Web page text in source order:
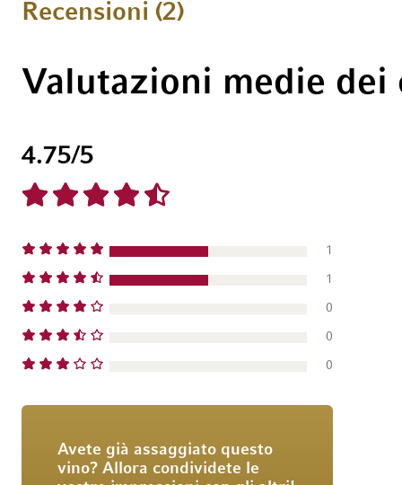
Recensioni 2
Valutazioni medie dei
4.75/5
1
1
0
0
0
Avete già assaggiato questo
vino? Allora condividete le